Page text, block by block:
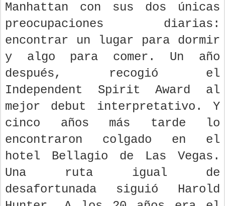
Manhattan con sus dos únicas
preocupaciones diarias:
encontrar un lugar para dormir
y algo para comer. Un año
después, recogió el
Independent Spirit Award al
mejor debut interpretativo. Y
cinco años más tarde lo
encontraron colgado en el
hotel Bellagio de Las Vegas.
Una ruta igual de
desafortunada siguió Harold